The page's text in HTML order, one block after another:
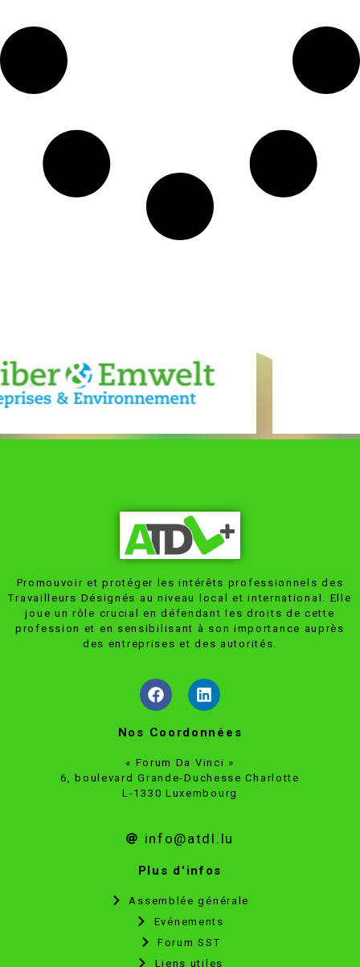
Promouvoir et protéger les intérêts professionnels des
Travailleurs Désignés au niveau local et international. Elle
joue un rôle crucial en défendant les droits de cette
profession et en sensibilisant à son importance auprès
des entreprises et des autorités.
Nos Coordonnées
« Forum Da Vinci »
6, boulevard Grande-Duchesse Charlotte
L-1330 Luxembourg
info@atdl.lu
Plus d'infos
Assemblée générale
Evénements
Forum SST
Liens utiles